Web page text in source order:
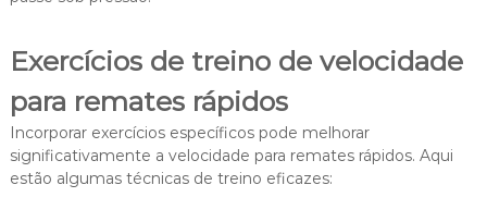
Exercícios de treino de velocidade
para remates rápidos
Incorporar exercícios específicos pode melhorar
significativamente a velocidade para remates rápidos. Aqui
estão algumas técnicas de treino eficazes: